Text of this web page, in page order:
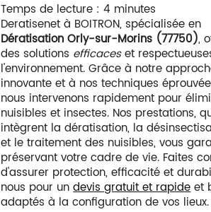
Temps de lecture : 4 minutes
Deratisenet à BOITRON, spécialisée en
Dératisation Orly-sur-Morins (77750),
des solutions efficaceset
l'environnement. Grâce à notre
innovante et à nos techniques
nous intervenons rapidement pour
nuisibles et insectes. Nos prestations,
intègrent la dératisation, la
et le traitement des nuisibles, vous
préservant votre cadre de vie. Faites
d'assurer protection, efficacité et
nous pour undevis gratuit et rapideet
adaptés à la configuration de vos lieux.